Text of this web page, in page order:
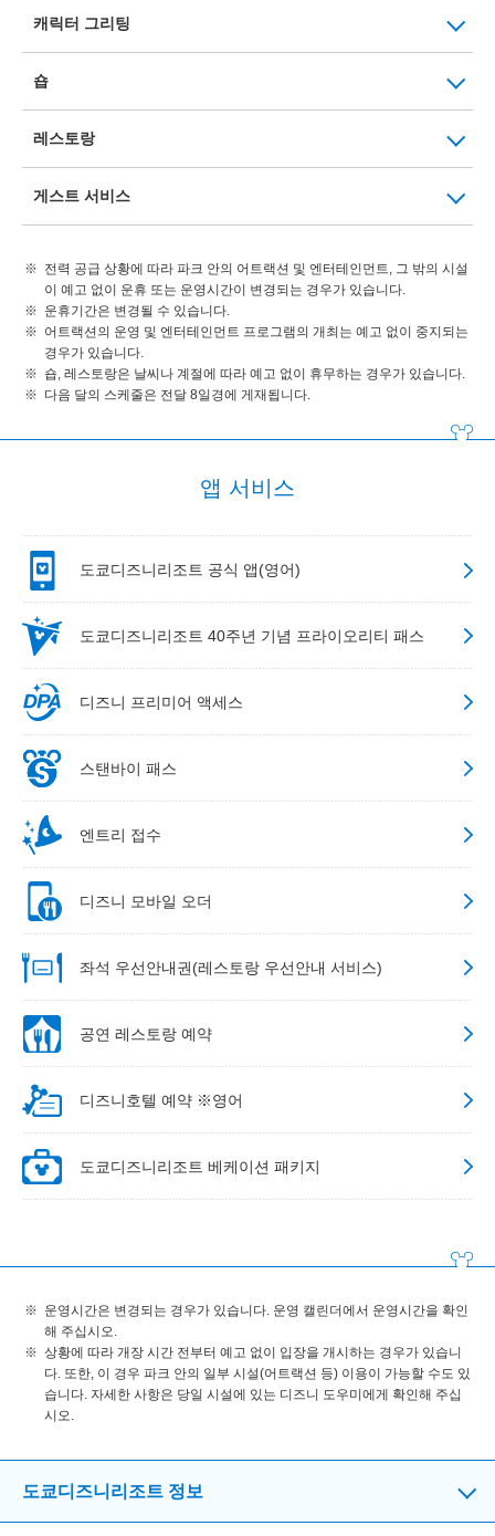
캐릭터 그리팅
숍
레스토랑
게스트 서비스
전력 공급 상황에 따라 파크 안의 어트랙션 및 엔터테인먼트, 그 밖의 시설
이 예고 없이 운휴 또는 운영시간이 변경되는 경우가 있습니다.
운휴기간은 변경될 수 있습니다.
어트랙션의 운영 및 엔터테인먼트 프로그램의 개최는 예고 없이 중지되는
경우가 있습니다.
숍, 레스토랑은 날씨나 계절에 따라 예고 없이 휴무하는 경우가 있습니다.
다음 달의 스케줄은 전달 8일경에 게재됩니다.
앱 서비스
도쿄디즈니리조트 공식 앱(영어)
도쿄디즈니리조트 40주년 기념 프라이오리티 패스
디즈니 프리미어 액세스
스탠바이 패스
엔트리 접수
디즈니 모바일 오더
좌석 우선안내권(레스토랑 우선안내 서비스)
공연 레스토랑 예약
디즈니호텔 예약 ※영어
도쿄디즈니리조트 베케이션 패키지
운영시간은 변경되는 경우가 있습니다. 운영 캘린더에서 운영시간을 확인
해 주십시오.
상황에 따라 개장 시간 전부터 예고 없이 입장을 개시하는 경우가 있습니
다. 또한, 이 경우 파크 안의 일부 시설(어트랙션 등) 이용이 가능할 수도 있
습니다. 자세한 사항은 당일 시설에 있는 디즈니 도우미에게 확인해 주십
시오.
도쿄디즈니리조트 정보